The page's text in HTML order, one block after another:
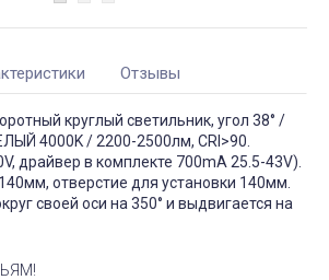
Отзывы
круглый светильник, угол 38° /
4000K / 2200-2500лм, CRI>90.
драйвер в комплекте 700mA 25.5-43V).
отверстие для установки 140мм.
своей оси на 350° и выдвигается на